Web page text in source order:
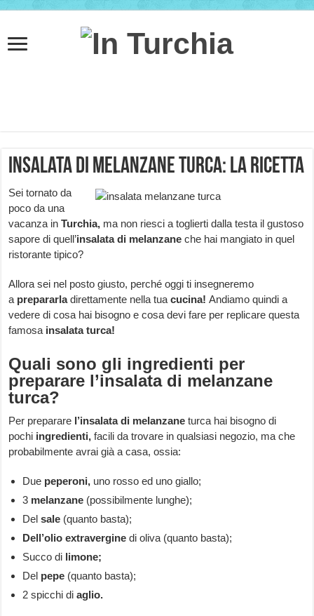
Insalata di melanzane turca: la ricetta
Sei tornato da
poco da una
vacanza inTurchia, ma non riesci a toglierti dalla testa il gustoso
sapore di quell’insalata di melanzane che hai mangiato in quel
ristorante tipico?
Allora sei nel posto giusto, perché oggi ti insegneremo
a prepararladirettamente nella tuacucina! Andiamo quindi a
vedere di cosa hai bisogno e cosa devi fare per replicare questa
famosa insalata turca!
Quali sono gli ingredienti per
preparare l’insalata di melanzane
turca?
Per preparare l’insalata di melanzane turca hai bisogno di
pochi ingredienti, facili da trovare in qualsiasi negozio, ma che
probabilmente avrai già a casa, ossia:
Due peperoni, uno rosso ed uno giallo;
3 melanzane (possibilmente lunghe);
Delsale (quanto basta);
Dell’olio extravergine di oliva (quanto basta);
Succo di limone;
Del pepe (quanto basta);
2 spicchi diaglio.